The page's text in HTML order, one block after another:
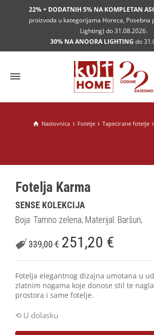
22% + DODATNIH 5% NA KOMPLETAN
proizvoda u kategorijama Horeca, Posebna
Lighting) do 31.08.2026.
30% NA ANOORA LIGHTING do
Naslovnica Fotelje Tapecirane fotelje
Fotelja Karma
SENSE KOLEKCIJA
Boja: Tamno zelena; Materijal: Baršun;
339,00€ 251,20 €
Fotelja elegantnog dizajna umotana u
zlatnim nogama koje donose stil te
prostora i same fotelje.
U dolasku